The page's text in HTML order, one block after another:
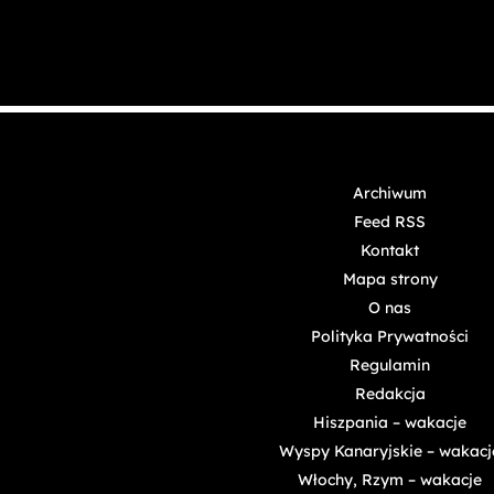
Archiwum
Feed RSS
Kontakt
Mapa strony
O nas
Polityka Prywatności
Regulamin
Redakcja
Hiszpania – wakacje
Wyspy Kanaryjskie –
Włochy, Rzym – wakacje